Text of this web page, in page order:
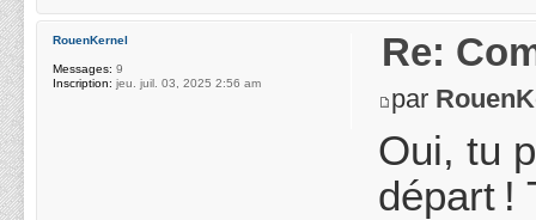
Re:
par
Oui, tu
départ !
RouenKernel
Messages: 9
Inscription: jeu. juil. 03, 2025 2:56 am